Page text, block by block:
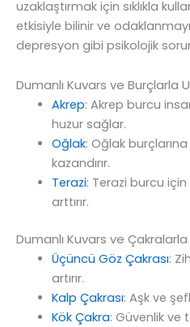
uzaklaştırmak için sıklıkla
etkisiyle bilinir ve
depresyon gibi psikolojik
Dumanlı Kuvars ve Burçlarla
Akrep: Akrep burcu
huzur sağlar.
Oğlak: Oğlak burçlarına
kazandırır.
Terazi: Terazi burcu
arttırır.
Dumanlı Kuvars ve
Üçüncü Göz Çakrası:
artırır.
Kalp Çakrası: Aşk ve
Kök Çakra: Güvenlik ve